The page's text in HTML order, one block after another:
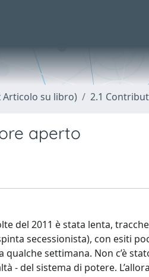
su libro) 2.1
aperto
del 2011 è stata lenta,
secessionista), con esiti
settimana. Non c’è
- del sistema di potere.